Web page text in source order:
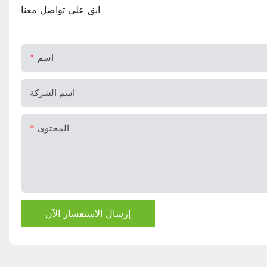
ابق على تواصل معنا
اسم
اسم الشركة
المحتوى
إرسال الاستفسار الآن